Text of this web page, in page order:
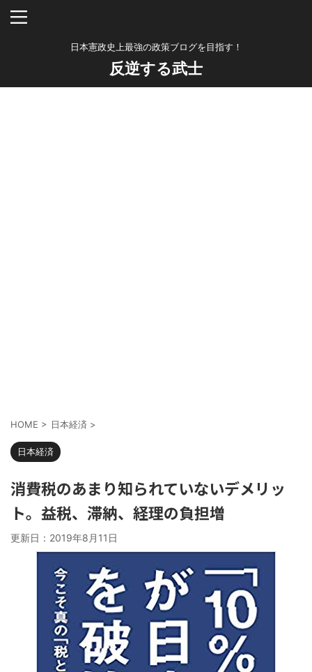
日本憲政史上最強の政策ブログを目指す！
反逆する武士
HOME > 日本経済 >
日本経済
消費税のあまり知られていないデメリッ
ト。益税、滞納、経理の負担増
更新日： 2019年8月11日